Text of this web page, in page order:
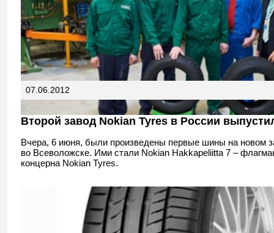
07.06.2012
Второй завод Nokian Tyres в России
Вчера, 6 июня, были произведены первые шины на новом
во Всеволожске. Ими стали Nokian Hakkapeliitta 7 –
концерна Nokian Tyres.